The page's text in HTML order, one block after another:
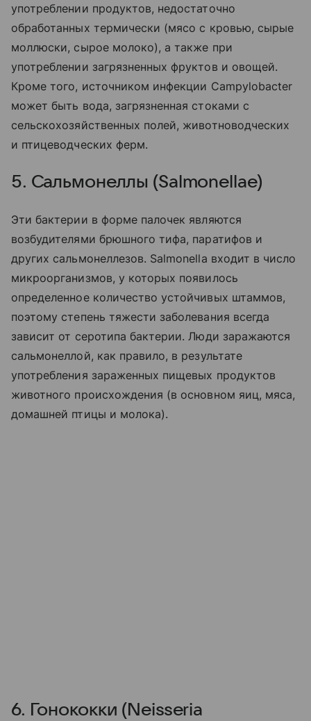
употреблении продуктов, недостаточно
обработанных термически (мясо с кровью, сырые
моллюски, сырое молоко), а также при
употреблении загрязненных фруктов и овощей.
Кроме того, источником инфекции Campylobacter
может быть вода, загрязненная стоками с
сельскохозяйственных полей, животноводческих
и птицеводческих ферм.
5. Сальмонеллы (Salmonellae)
Эти бактерии в форме палочек являются
возбудителями брюшного тифа, паратифов и
других сальмонеллезов. Salmonella входит в число
микроорганизмов, у которых появилось
определенное количество устойчивых штаммов,
поэтому степень тяжести заболевания всегда
зависит от серотипа бактерии. Люди заражаются
сальмонеллой, как правило, в результате
употребления зараженных пищевых продуктов
животного происхождения (в основном яиц, мяса,
домашней птицы и молока).
6. Гонококки (Neisseria